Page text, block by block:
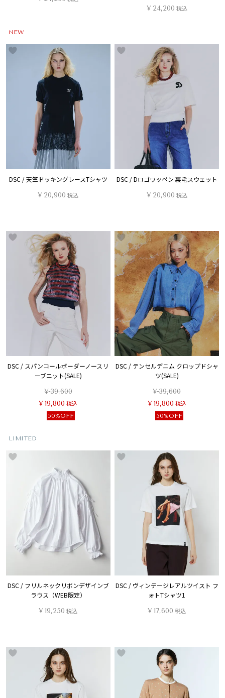
¥ 24,200 税込
NEW
DSC / 天竺ドッキングレースTシャツ
¥ 20,900 税込
DSC / Dロゴワッペン 裏毛スウェット
¥ 20,900 税込
DSC / スパンコールボーダーノースリ
ーブニット(SALE)
¥39,600
¥ 19,800 税込
50%OFF
DSC / テンセルデニム クロップドシャ
ツ(SALE)
¥39,600
¥ 19,800 税込
50%OFF
LIMITED
DSC / フリルネックリボンデザインブ
ラウス（WEB限定）
¥ 19,250 税込
DSC / ヴィンテージレアルツイスト フ
ォトTシャツ1
¥17,600 税込